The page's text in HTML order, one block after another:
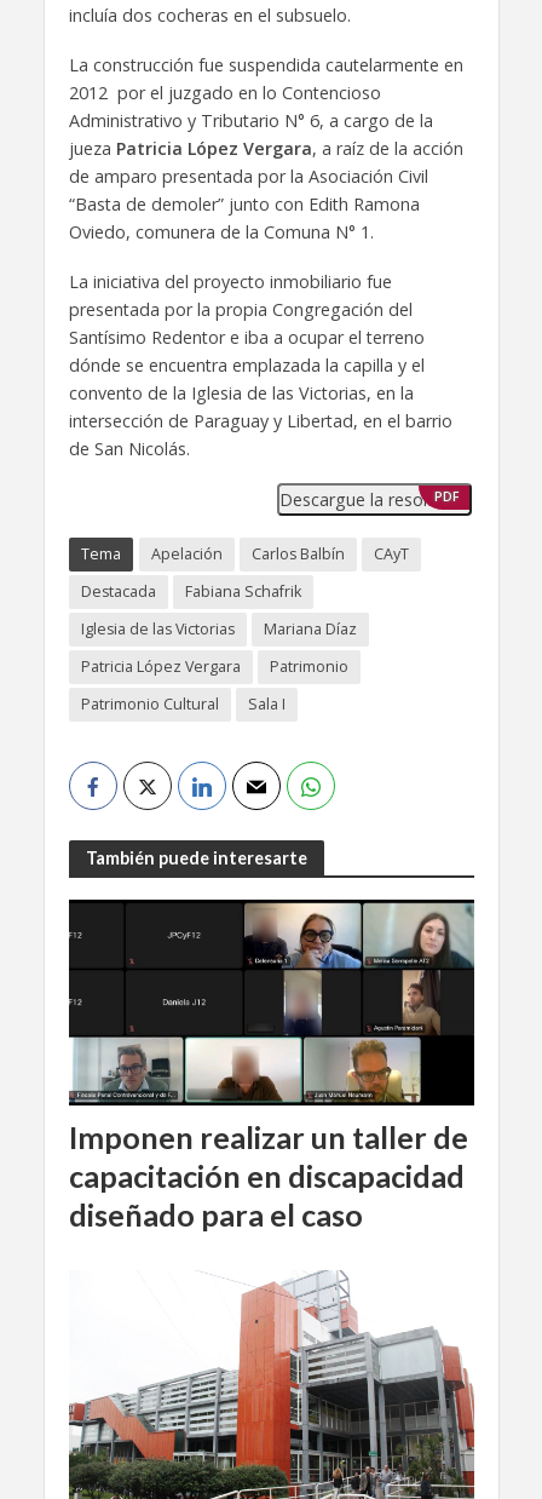
incluía dos cocheras en el subsuelo.
La construcción fue suspendida cautelarmente en
2012 por el juzgado en lo Contencioso
Administrativo y Tributario N° 6, a cargo de la
jueza Patricia López Vergara, a raíz de la acción
de amparo presentada por la Asociación Civil
“Basta de demoler” junto con Edith Ramona
Oviedo, comunera de la Comuna N° 1.
La iniciativa del proyecto inmobiliario fue
presentada por la propia Congregación del
Santísimo Redentor e iba a ocupar el terreno
dónde se encuentra emplazada la capilla y el
convento de la Iglesia de las Victorias, en la
intersección de Paraguay y Libertad, en el barrio
de San Nicolás.
Descargue la resolución
PDF
Tema Apelación Carlos Balbín
CAyT
Destacada
Fabiana Schafrik
Iglesia de las Victorias
Mariana Díaz
Patricia López Vergara
Patrimonio
Patrimonio Cultural
Sala I
También puede interesarte
Imponen realizar un taller de
capacitación en discapacidad
diseñado para el caso